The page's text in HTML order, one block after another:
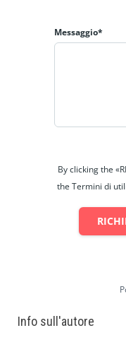
Messaggio*
By clicking the
the Termini di
Info sull'autore